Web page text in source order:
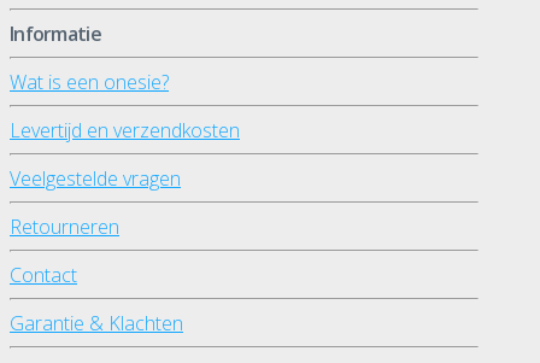
Informatie
Wat is een onesie?
Levertijd en verzendkosten
Veelgestelde vragen
Retourneren
Contact
Garantie & Klachten